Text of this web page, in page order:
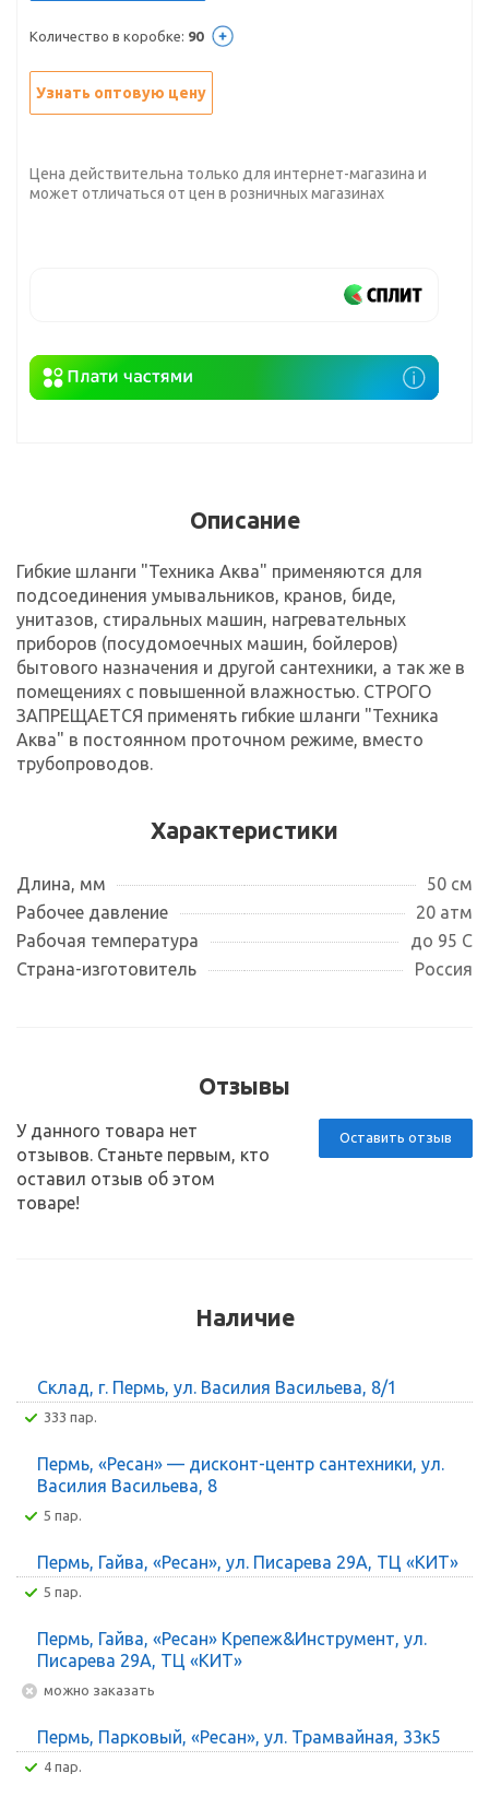
Количество в коробке: 90
Узнать оптовую цену
Цена действительна только для интернет-магазина и
может отличаться от цен в розничных магазинах
Описание
Гибкие шланги "Техника Аква" применяются для
подсоединения умывальников, кранов, биде,
унитазов, стиральных машин, нагревательных
приборов (посудомоечных машин, бойлеров)
бытового назначения и другой сантехники, а так же в
помещениях с повышенной влажностью. СТРОГО
ЗАПРЕЩАЕТСЯ применять гибкие шланги "Техника
Аква" в постоянном проточном режиме, вместо
трубопроводов.
Характеристики
Длина, мм
50 см
Рабочее давление
20 атм
Рабочая температура
до 95 С
Страна-изготовитель
Россия
Отзывы
Оставить отзыв
У данного товара нет
отзывов. Станьте первым, кто
оставил отзыв об этом
товаре!
Наличие
Склад, г. Пермь, ул. Василия Васильева, 8/1
333 пар.
Пермь, «Ресан» — дисконт-центр сантехники, ул.
Василия Васильева, 8
5 пар.
Пермь, Гайва, «Ресан», ул. Писарева 29А, ТЦ «КИТ»
5 пар.
Пермь, Гайва, «Ресан» Крепеж&Инструмент, ул.
Писарева 29А, ТЦ «КИТ»
Можно заказать
Пермь, Парковый, «Ресан», ул. Трамвайная, 33к5
4 пар.